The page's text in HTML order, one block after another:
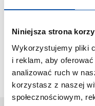
Niniejsza strona
Wykorzystujemy pliki
i reklam, aby
analizować ruch w
korzystasz z naszej
społecznościowym,